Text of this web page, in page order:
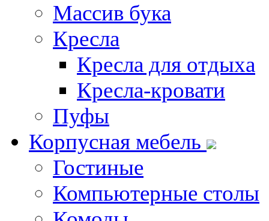
Массив бука
Кресла
Кресла для отдыха
Кресла-кровати
Пуфы
Корпусная мебель
Гостиные
Компьютерные столы